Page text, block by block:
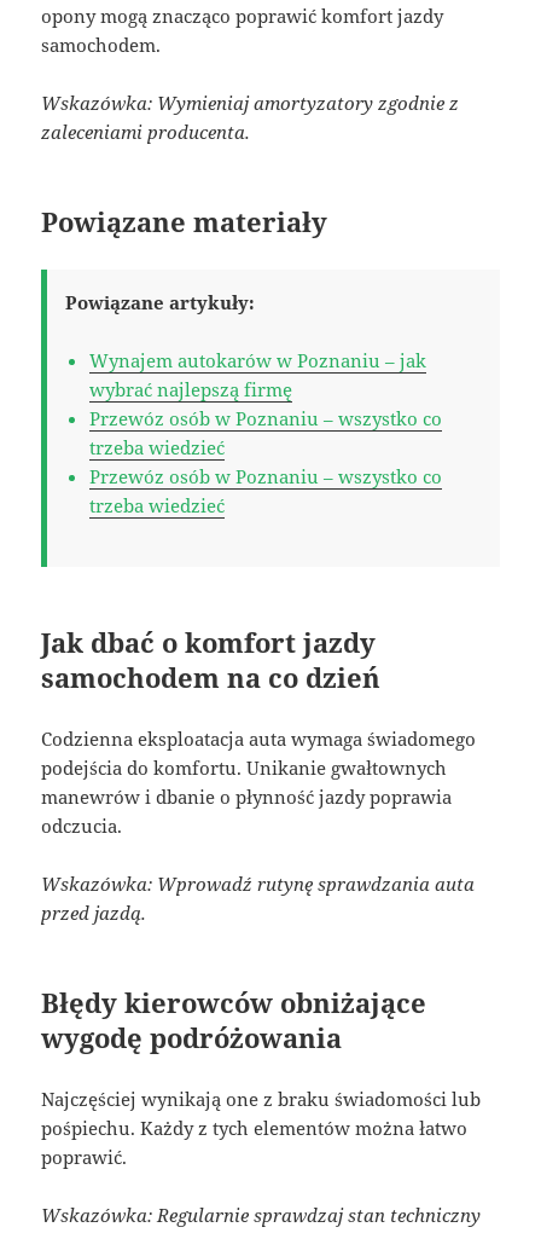
opony mogą znacząco poprawić komfort jazdy
samochodem.
Wskazówka: Wymieniaj amortyzatory zgodnie z
zaleceniami producenta.
Powiązane materiały
Powiązane artykuły:
Wynajem autokarów w Poznaniu – jak
wybrać najlepszą firmę
Przewóz osób w Poznaniu – wszystko co
trzeba wiedzieć
Przewóz osób w Poznaniu – wszystko co
trzeba wiedzieć
Jak dbać o komfort jazdy
samochodem na co dzień
Codzienna eksploatacja auta wymaga świadomego
podejścia do komfortu. Unikanie gwałtownych
manewrów i dbanie o płynność jazdy poprawia
odczucia.
Wskazówka: Wprowadź rutynę sprawdzania auta
przed jazdą.
Błędy kierowców obniżające
wygodę podróżowania
Najczęściej wynikają one z braku świadomości lub
pośpiechu. Każdy z tych elementów można łatwo
poprawić.
Wskazówka: Regularnie sprawdzaj stan techniczny